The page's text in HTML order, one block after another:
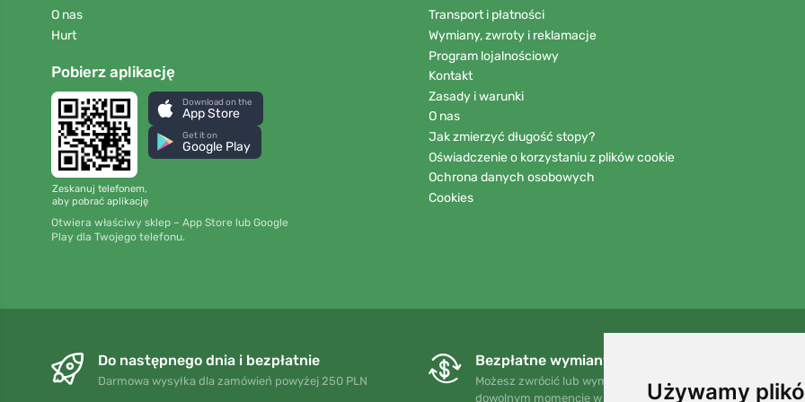
Używamy
O nas
Hurt
Pobierz aplikację
Zeskanuj telefonem,
aby pobrać aplikację
Download on the
App Store
Get it on
Google Play
Otwiera właściwy sklep – App Store lub Google
Play dla Twojego telefonu.
Transport i płatności
Wymiany, zwroty i reklamacje
Program lojalnościowy
Kontakt
Zasady i warunki
O nas
Jak zmierzyć długość stopy?
Oświadczenie o korzystaniu z plików cookie
Ochrona danych osobowych
Cookies
Do następnego dnia i bezpłatnie
Darmowa wysyłka dla zamówień powyżej 250 PLN
Bezpłatne wymiany i zwroty
Możesz zwrócić lub wymienić swoje zamówienie w
dowolnym momencie w ciągu 90 dni.